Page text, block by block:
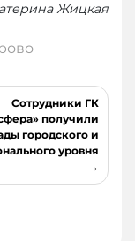
Жицкая
Сотрудники ГК
получили
городского и
уровня